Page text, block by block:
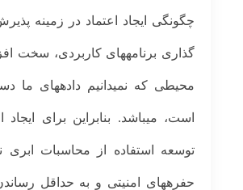
چگونگی ایجاد اعتماد در زمینه
گذاری برنامه­های کاربردی، سخت
محیطی که نمی­دانیم داد­ه­های
است، می­باشد. بنابراین برای ایجاد
توسعه استفاده از محاسبات ابری
حفره­های امنیتی و به حداقل